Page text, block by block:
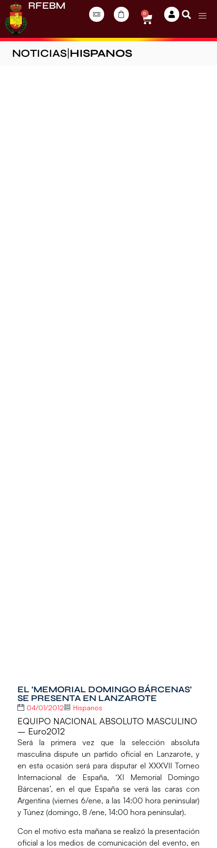
RFEBM
0
NOTICIAS HISPANOS
EL ‘MEMORIAL DOMINGO BÁRCENAS’
SE PRESENTA EN LANZAROTE
04/01/2012 Hispanos
EQUIPO NACIONAL ABSOLUTO MASCULINO
– Euro2012
Será la primera vez que la selección absoluta
masculina dispute un partido oficial en Lanzarote, y
en esta ocasión será para disputar el XXXVII Torneo
Internacional de España, ‘XI Memorial Domingo
Bárcenas’, en el que España se verá las caras con
Argentina (viernes 6/ene, a las 14:00 hora peninsular)
y Túnez (domingo, 8 /ene, 14:00 hora peninsular).
Con el motivo esta mañana se realizó la presentación
oficial a los medios de comunicación del evento, en